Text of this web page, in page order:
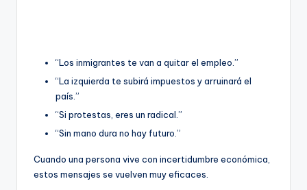
“Los inmigrantes te van a quitar el empleo.”
“La izquierda te subirá impuestos y arruinará el
país.”
“Si protestas, eres un radical.”
“Sin mano dura no hay futuro.”
Cuando una persona vive con incertidumbre económica,
estos mensajes se vuelven muy eficaces.